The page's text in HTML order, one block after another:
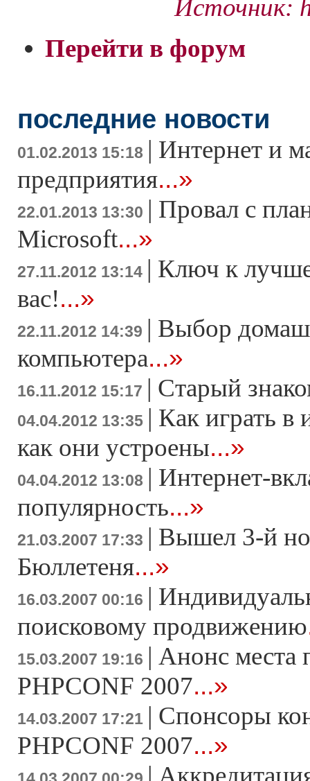
Источник:
Перейти в форум
последние новости
01.02.2013 15:18 | Интернет и
предприятия...»
22.01.2013 13:30 | Провал с
Microsoft...»
27.11.2012 13:14 | Ключ к
вас!...»
22.11.2012 14:39 | Выбор
компьютера...»
16.11.2012 15:17 | Старый
04.04.2012 13:35 | Как играть в
как они устроены...»
04.04.2012 13:08 | Интернет-
популярность...»
21.03.2007 17:33 | Вышел 3-й
Бюллетеня...»
16.03.2007 00:16 |
поисковому продвижению
15.03.2007 19:16 | Анонс места
PHPCONF 2007...»
14.03.2007 17:21 | Спонсоры
PHPCONF 2007...»
|